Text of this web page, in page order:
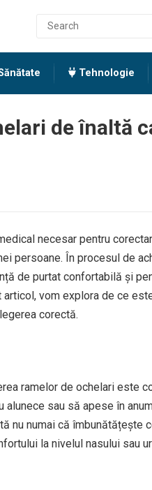
Tehnologie
de înaltă
necesar pentru
persoane. În procesul de
de purtat confortabilă și
vom explora de ce
corectă.
ramelor de ochelari este
sau să apese în
nu numai că îmbunătățește
la nivelul nasului sau